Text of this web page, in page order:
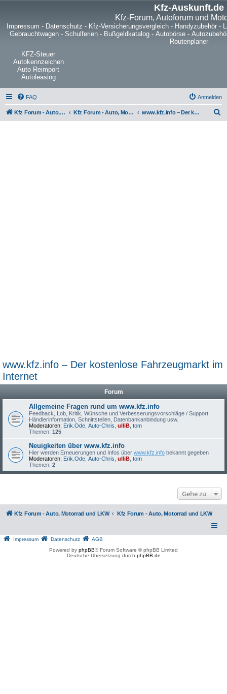
Kfz-Auskunft.de
Kfz-Forum, Autoforum und
Impressum - Datenschutz - Kfz-Versicherungsvergleich - Handyzubehör -
Gebrauchtwagen- Schulferien- Bußgeldkatalog- Autobörse-
Routenplaner
KFZ-Steuer
Autokennzeichen
Auto Reimport
Autoleasing
FAQ Anmelden
Kfz Forum - Auto, Motorrad und LKW Kfz Forum - Auto, Motorrad und LKW www.kfz.info – Der kostenlose Fahrzeugmarkt im Internet
www.kfz.info – Der kostenlose Fahrzeugmarkt im
Internet
Forum
Allgemeine Fragen rund um www.kfz.info
Feedback, Lob, Kritik, Wünsche und Verbesserungsvorschläge / Support,
Händlerinformation, Schnittstellen, Datenbankanbindung usw.
Moderatoren: Erik.Ode Auto-Chris ulliB tom
Themen: 125
Neuigkeiten über www.kfz.info
Hier werden Erneuerungen und Infos über www.kfz.info bekannt gegeben
Moderatoren: Erik.Ode Auto-Chris ulliB tom
Themen: 2
Gehe zu
Kfz Forum - Auto, Motorrad und LKW Kfz Forum - Auto, Motorrad und LKW
Impressum Datenschutz
AGB
Powered by phpBB® Forum Software © phpBB Limited
Deutsche Übersetzung durch phpBB.de